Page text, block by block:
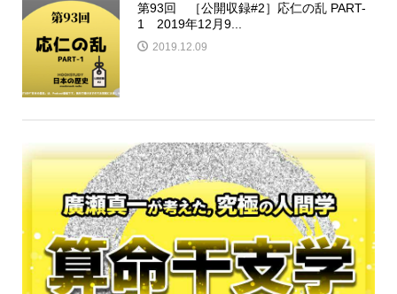
第93回 ［公開収録#2］応仁の乱 PART-
1 2019年12月9...
2019.12.09